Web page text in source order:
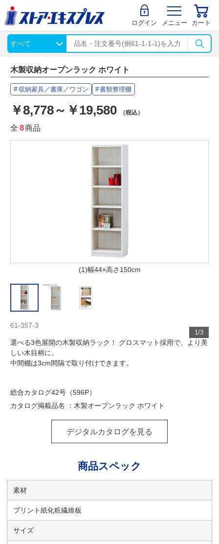
ログイン メニュー カート
木製収納オープンラック ホワイト
収納家具／書庫／ワゴン 書類整理棚
￥8,778～￥19,580 （税込）
全 8商品
(1)幅44×高さ150cm
1/3
61-357-3
選べる3色展開の木製収納ラック！ グロスマット採用で、より美
しい木目柄に。
中間棚は3cm間隔で取り付けできます。
総合カタログ42号（596P）
カタログ掲載品名 ：木製オープンラック ホワイト
デジタルカタログを見る
商品スペック
素材
プリント紙化粧繊維板
サイズ